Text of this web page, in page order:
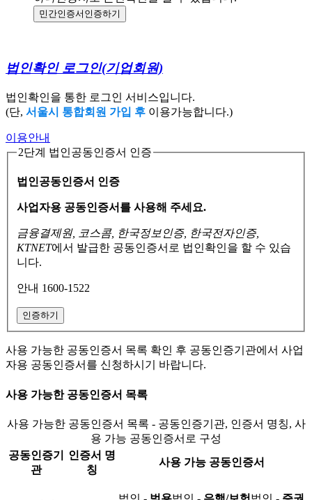
민간인증서 인증하기
법인확인 로그인(기업회원)
법인확인을 통한 로그인 서비스입니다.
(단, 서울시 통합회원 가입 후 이용가능합니다.)
이용안내
2단계 법인공동인증서 인증
법인공동인증서 인증
사업자용 공동인증서를 사용해 주세요.
금융결제원, 코스콤, 한국정보인증, 한국전자인증,
KTNET에서 발급한 공동인증서로 법인확인을 할 수 있습
니다.
안내 1600-1522
인증하기
사용 가능한 공동인증서 목록 확인 후 공동인증기관에서 사업
자용 공동인증서를 신청하시기 바랍니다.
사용 가능한 공동인증서 목록
사용 가능한 공동인증서 목록 - 공동인증기관, 인증서 명칭, 사
용 가능 공동인증서로 구성
공동인증기
관
인증서 명
칭
사용 가능 공동인증서